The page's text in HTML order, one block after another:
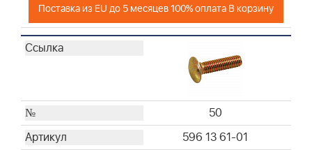
Поставка из EU до 5 месяцев 100% оплата В корзину
50
596 13 61-01